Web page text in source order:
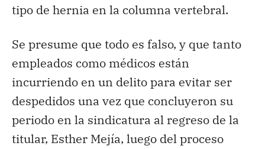
tipo de hernia en la columna vertebral.
Se presume que todo es falso, y que tanto
empleados como médicos están
incurriendo en un delito para evitar ser
despedidos una vez que concluyeron su
periodo en la sindicatura al regreso de la
titular, Esther Mejía, luego del proceso